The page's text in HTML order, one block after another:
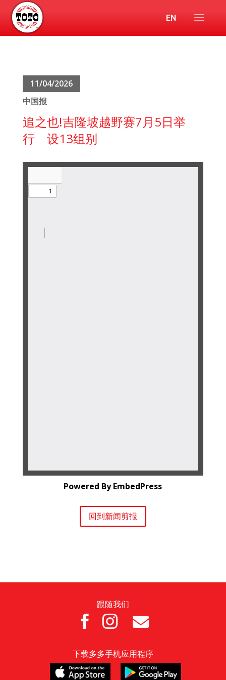
EN
11/04/2026
中国报
追之也!吉隆坡越野赛7月5日举
行 设13组别
Powered By EmbedPress
回到新闻剪报
跟随我们
  
下载多多手机应用程序